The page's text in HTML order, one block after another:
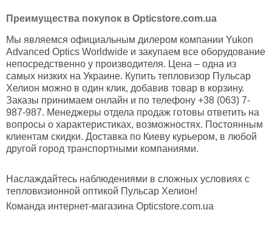
Преимущества покупок в Opticstore.com.ua
Мы являемся официальным дилером компании Yukon
Advanced Optics Worldwide и закупаем все оборудование
непосредственно у производителя. Цена – одна из
самых низких на Украине. Купить тепловизор Пульсар
Хелион можно в один клик, добавив товар в корзину.
Заказы принимаем онлайн и по телефону +38 (063) 7-
987-987. Менеджеры отдела продаж готовы ответить на
вопросы о характеристиках, возможностях. Постоянным
клиентам скидки. Доставка по Киеву курьером, в любой
другой город транспортными компаниями.
Наслаждайтесь наблюдениями в сложных условиях с
тепловизионной оптикой Пульсар Хелион!
Команда интернет-магазина Opticstore.com.ua